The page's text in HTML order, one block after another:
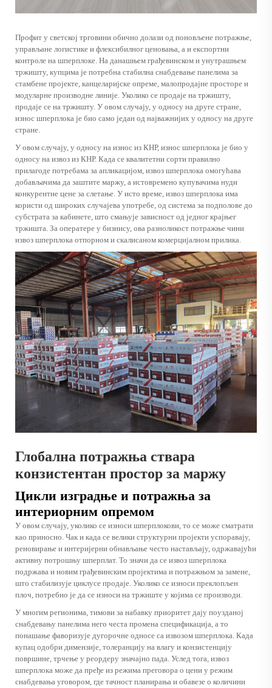
Профит у светској трговини обично долази од поновљене потражње,
управљане логистике и флексибилног ценовања, а и експортни
контроле на шперплоке. На данашњем грађевинском и унутрашњем
тржишту, купцима је потребна стабилна снабдевање панелима за
стамбене пројекте, канцеларијске опреме, малопродајне просторе и
модуларне производне линије. Уколико се продаје на тржишту,
продаје се на тржишту. У овом случају, у односу на друге стране,
износ шперплока је био само један од најважнијих у односу на друге
стране.
У овом случају, у односу на износ из КНР, износ шперплока је био у
односу на извоз из КНР. Када се квалитетни сорти правилно
прилагоде потребама за апликацијом, извоз шперплока омогућава
добављачима да заштите маржу, а истовремено купувачима нуди
конкурентне цене за слетање. У исто време, извоз шперплока има
користи од широких случајева употребе, од система за подполове до
субстрата за кабинете, што смањује зависност од једног крајњег
тржишта. За оператере у бизнису, ова разноликост потражње чини
извоз шперплока отпорном и скалисаном комерцијалном прилика.
Глобална потражња ствара
конзистентан простор за маржу
Цикли изградње и потражња за
интериорним опремом
У овом случају, уколико се износи шперплокови, то се може сматрати
као приносно. Чак и када се велики структурни пројекти успоравају,
реновирање и интеријерни обнављање често настављају, одржавајући
активну потрошњу шперплат. То значи да се извоз шперплока
подржава и новим грађевинским пројектима и потражњом за замене,
што стабилизује циклусе продаје. Уколико се износи преклопљен
плоч, потребно је да се износи на тржиште у којима се производи.
У многим регионима, тимови за набавку приоритет дају поузданој
снабдевању панелима него честа промена спецификација, а то
понашање фаворизује дугорочне односе са извозом шперплока. Када
купац одобри димензије, толеранцију на влагу и конзистенцију
површине, трчење у реордеру значајно пада. Услед тога, извоз
шперплока може да пређе из режима преговора о цени у режим
снабдевања уговором, где тачност планирања и обавезе о количини